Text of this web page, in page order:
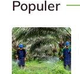
Populer